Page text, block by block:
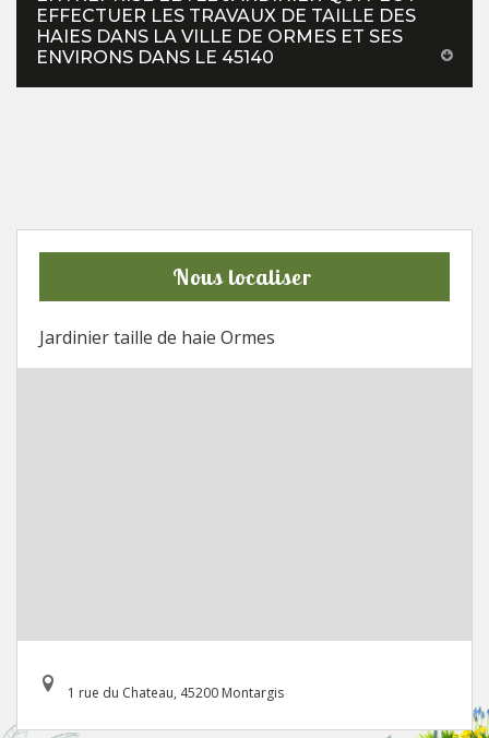
EFFECTUER LES TRAVAUX DE TAILLE DES
HAIES DANS LA VILLE DE ORMES ET SES
ENVIRONS DANS LE 45140
Nous localiser
Jardinier taille de haie Ormes
1 rue du Chateau, 45200 Montargis